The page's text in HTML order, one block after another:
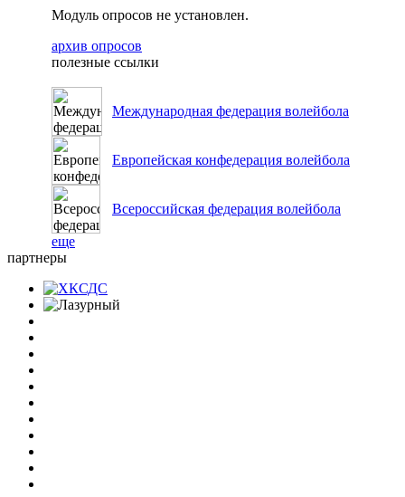
Модуль опросов не установлен.
архив опросов
полезные ссылки
Международная федерация волейбола
Европейская конфедерация волейбола
Всероссийская федерация волейбола
еще
партнеры